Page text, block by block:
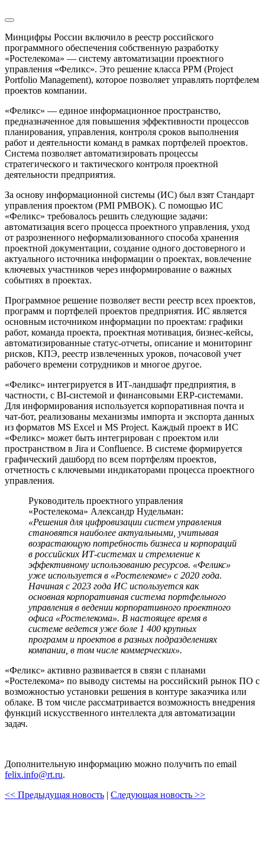
Минцифры России включило в реестр российского
программного обеспечения собственную разработку
«Ростелекома» — систему автоматизации проектного
управления «Феликс». Это решение класса PPM (Project
Portfolio Management), которое позволяет управлять портфелем
проектов компании.
«Феликс» — единое информационное пространство,
предназначенное для повышения эффективности процессов
планирования, управления, контроля сроков выполнения
работ и деятельности команд в рамках портфелей проектов.
Система позволяет автоматизировать процессы
стратегического и тактического контроля проектной
деятельности предприятия.
За основу информационной системы (ИС) был взят Стандарт
управления проектом (PMI PMBOK). С помощью ИС
«Феликс» требовалось решить следующие задачи:
автоматизация всего процесса проектного управления, уход
от разрозненного неформализованного способа хранения
проектной документации, создание одного достоверного и
актуального источника информации о проектах, вовлечение
ключевых участников через информирование о важных
событиях в проектах.
Программное решение позволяет вести реестр всех проектов,
программ и портфелей проектов предприятия. ИС является
основным источником информации по проектам: графики
работ, команда проекта, проектная мотивация, бизнес-кейсы,
автоматизированные статус-отчеты, описание и мониторинг
рисков, КПЭ, реестр извлеченных уроков, почасовой учет
рабочего времени сотрудников и многое другое.
«Феликс» интегрируется в ИТ-ландшафт предприятия, в
частности, с BI-системой и финансовыми ERP-системами.
Для информирования используется корпоративная почта и
чат-бот, реализованы механизмы импорта и экспорта данных
из форматов MS Excel и MS Project. Каждый проект в ИС
«Феликс» может быть интегрирован с проектом или
пространством в Jira и Confluence. В системе формируется
графический дашборд по всем портфелям проектов,
отчетность с ключевыми индикаторами процесса проектного
управления.
Руководитель проектного управления
«Ростелекома» Александр Нудельман:
«Решения для цифровизации систем управления
становятся наиболее актуальными, учитывая
возрастающую потребность бизнеса и корпораций
в российских ИТ-системах и стремление к
эффективному использованию ресурсов. «Феликс»
уже используется в «Ростелекоме» с 2020 года.
Начиная с 2023 года ИС используется как
основная корпоративная система портфельного
управления в ведении корпоративного проектного
офиса «Ростелекома». В настоящее время в
системе ведется уже боле 1 400 крупных
программ и проектов в разных подразделениях
компании, в том числе коммерческих».
«Феликс» активно развивается в связи с планами
«Ростелекома» по выводу системы на российский рынок ПО с
возможностью установки решения в контуре заказчика или
облаке. В том числе рассматривается возможность внедрения
функций искусственного интеллекта для автоматизации
задач.
Дополнительную информацию можно получить по email
felix.info@rt.ru.
<< Предыдущая новость | Следующая новость >>